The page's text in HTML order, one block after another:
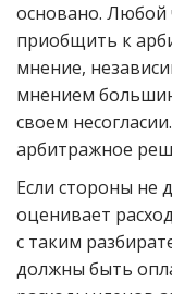
основано. Любой
приобщить к
мнение,
мнением
своем
арбитражное
Если стороны не
оценивает
с таким
должны быть